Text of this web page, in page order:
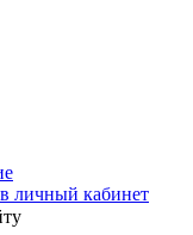
личный кабинет